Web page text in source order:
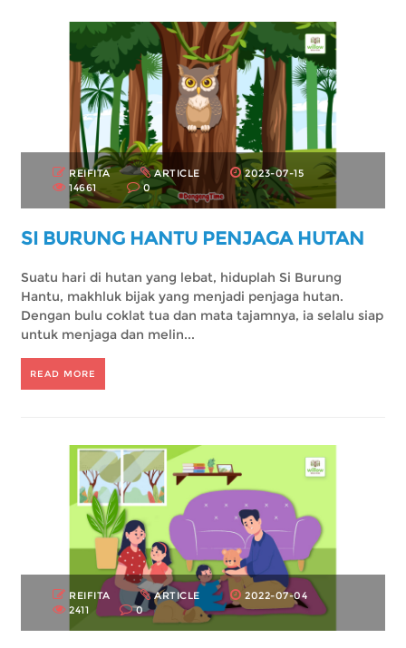
REIFITA ARTICLE
2023-07-15
14661
0
SI BURUNG HANTU PENJAGA HUTAN
Suatu hari di hutan yang lebat, hiduplah Si Burung
Hantu, makhluk bijak yang menjadi penjaga hutan.
Dengan bulu coklat tua dan mata tajamnya, ia selalu siap
untuk menjaga dan melin...
READ MORE
REIFITA ARTICLE
2022-07-04
2411
0